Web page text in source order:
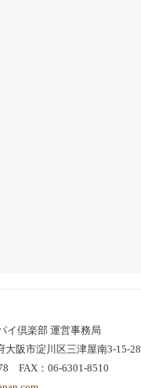
イ倶楽部 運営事務局
阪市淀川区三津屋南3-15-28
FAX：06-6301-8510